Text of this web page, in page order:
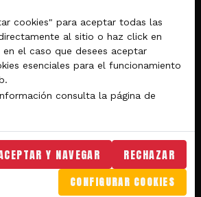
firmemente por la sostenibilidad y el
Aragón apuesta
por la
y el
cookies" para aceptar todas las
al sitio o haz click en
en el caso que desees aceptar
esenciales para el funcionamiento
consulta la página de
Y NAVEGAR RECHAZAR
CONFIGURAR COOKIES